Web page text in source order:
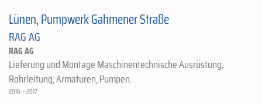
Lünen, Pumpwerk Gahmener Straße
RAG AG
RAG AG
Lieferung und Montage Maschinentechnische Ausrüstung,
Rohrleitung, Armaturen, Pumpen.
2016 - 2017